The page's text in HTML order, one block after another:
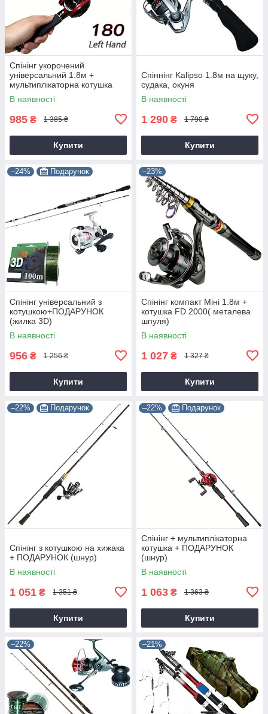
Спінінг укорочений
універсальний 1.8м +
мультиплікаторна котушка
В наявності
985 ₴ 1 385 ₴
Купити
Спіннінг Kalipso 1.8м на щуку,
судака, окуня
В наявності
1 290 ₴ 1 790 ₴
Купити
–24% Подарунок
Спінінг універсальний з
котушкою+ПОДАРУНОК
(жилка 3D)
В наявності
956 ₴ 1 256 ₴
Купити
–23%
Спінінг компакт Міні 1.8м +
котушка FD 2000( металева
шпуля)
В наявності
1 027 ₴ 1 327 ₴
Купити
–22% Подарунок
Спінінг з котушкою на хижака
+ ПОДАРУНОК (шнур)
В наявності
1 051 ₴ 1 351 ₴
Купити
–22% Подарунок
Спінінг + мультиплікаторна
котушка + ПОДАРУНОК
(шнур)
В наявності
1 063 ₴ 1 363 ₴
Купити
–22% –21%